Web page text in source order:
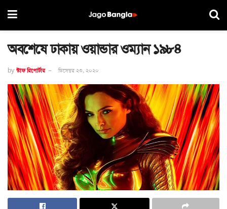
অবশেষে ঢাকায় ওয়ান্ডার ওম্যান ১৯৮৪
by স্টাফ রিপোর্টার ডিসেম্বর ২৩, ২০২০